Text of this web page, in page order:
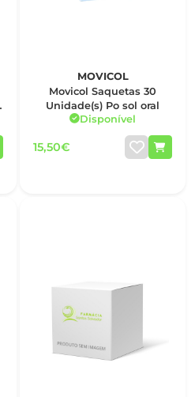
MOVICOL
Movicol Saquetas 30
Unidade(s) Po sol oral
Disponível
15,50€